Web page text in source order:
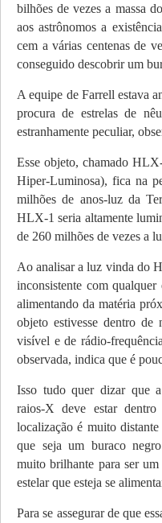
bilhões de vezes a massa
aos astrônomos a
cem a várias centenas de
conseguido descobrir um
A equipe de Farrell estava
procura de estrelas de
estranhamente peculiar,
Esse objeto, chamado
Hiper-Luminosa), fica na
milhões de anos-luz da
HLX-1 seria altamente
de 260 milhões de vezes a
Ao analisar a luz vinda do
inconsistente com
alimentando da matéria
objeto estivesse dentro de
visível e de rádio-
observada, indica que é
Isso tudo quer dizar que
raios-X deve estar
localização é muito
que seja um buraco
muito brilhante para ser
estelar que esteja se
Para se assegurar de que